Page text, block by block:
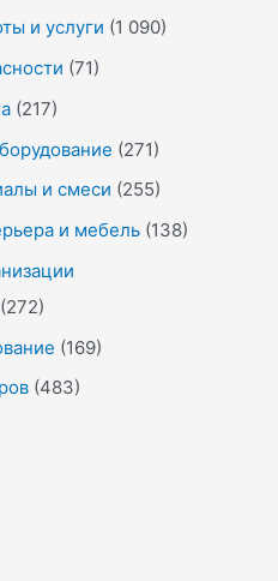
и услуги (1 090)
(71)
(217)
(271)
и смеси (255)
и мебель (138)
(272)
(169)
(483)